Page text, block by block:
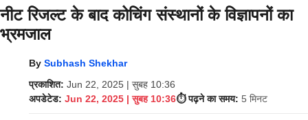
नीट रिजल्ट के बाद कोचिंग संस्थानों के विज्ञापनों का
भ्रमजाल
By Subhash Shekhar
प्रकाशित: Jun 22, 2025 | सुबह 10:36
अपडेटेड: Jun 22, 2025 | सुबह 10:36⏱️ पढ़ने का समय: 5 मिनट